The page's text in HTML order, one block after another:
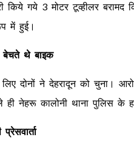
किये गये 3 मोटर टूव्हीलर बरामद
में हुई।
बेचते थे बाइक
दोनों ने देहरादून को चुना।
ही नेहरू कालोनी थाना पुलिस के